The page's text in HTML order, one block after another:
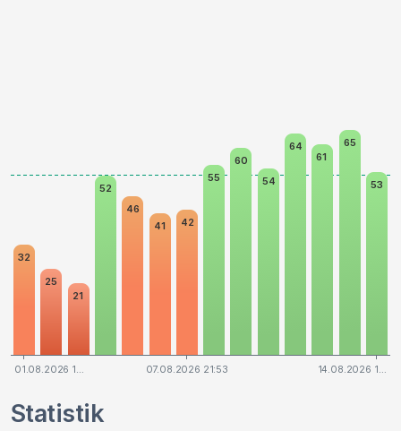
53
65
61
64
54
60
55
42
41
46
52
21
25
32
14.08.2026 1…
07.08.2026 21:53
01.08.2026 1…
Statistik